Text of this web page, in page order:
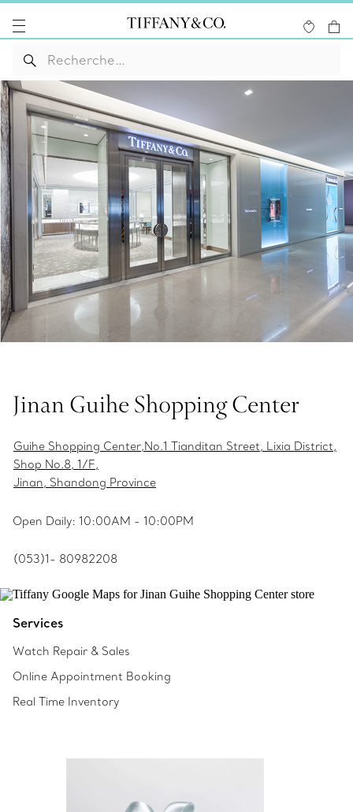
Jinan Guihe Shopping Center
Guihe Shopping Center,No.1 Tianditan Street, Lixia District,
Shop No.8, 1/F,
Jinan, Shandong Province
Open Daily: 10:00AM - 10:00PM
(053)1- 80982208
Services
Watch Repair & Sales
Online Appointment Booking
Real Time Inventory